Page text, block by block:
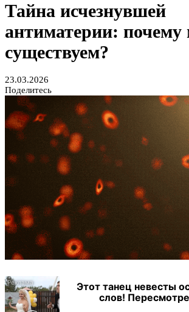
Тайна исчезнувшей
антиматерии:
существуем?
23.03.2026
Поделитесь
Этот танец невесты
слов!